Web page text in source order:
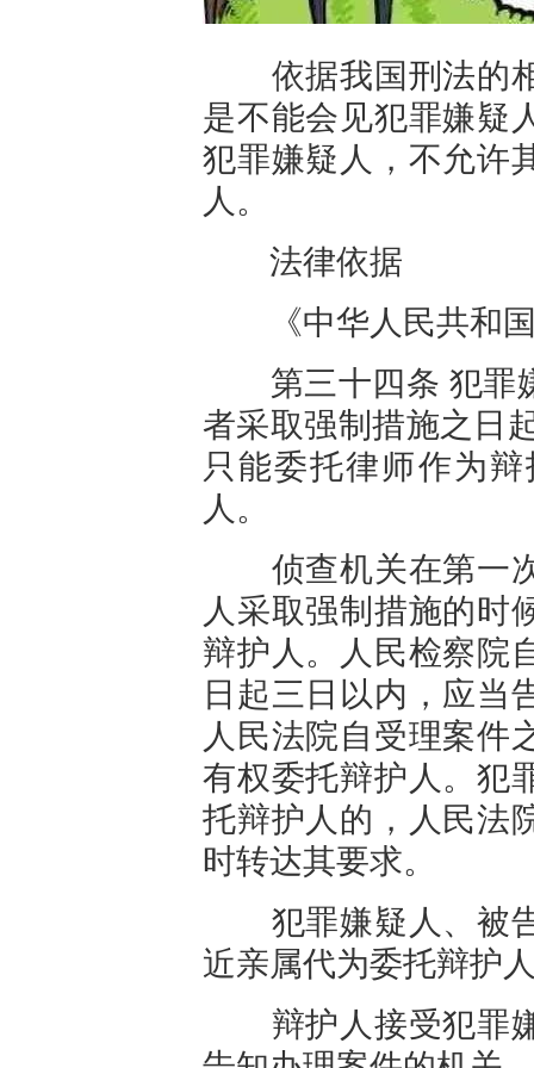
依据我国刑法的
是不能会见犯罪嫌疑
犯罪嫌疑人，不允许
人。
法律依据
《中华人民共和国
第三十四条 犯罪嫌
者采取强制措施之日
只能委托律师作为
人。
侦查机关在第一次
人采取强制措施的时
辩护人。人民检察院
日起三日以内，应当
人民法院自受理案件
有权委托辩护人。犯
托辩护人的，人民法
时转达其要求。
犯罪嫌疑人、被告
近亲属代为委托辩护
辩护人接受犯罪嫌